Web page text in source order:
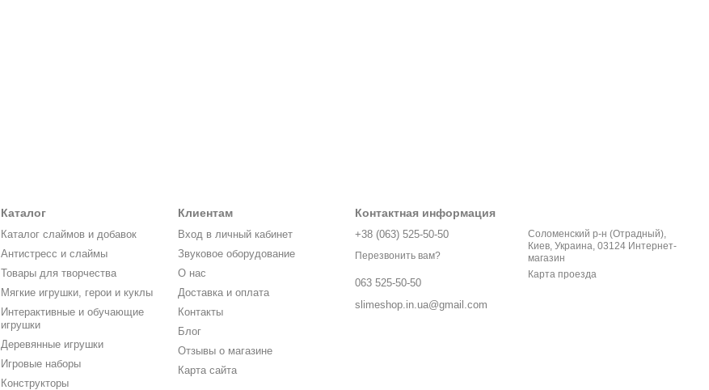
Каталог
Каталог слаймов и добавок
Антистресс и слаймы
Товары для творчества
Мягкие игрушки, герои и куклы
Интерактивные и обучающие
игрушки
Деревянные игрушки
Игровые наборы
Конструкторы
Клиентам
Вход в личный кабинет
Звуковое оборудование
О нас
Доставка и оплата
Контакты
Блог
Отзывы о магазине
Карта сайта
Контактная информация
+38 (063) 525-50-50
Перезвонить вам?
063 525-50-50
slimeshop.in.ua@gmail.com
Соломенский р-н (Отрадный),
Киев, Украина, 03124 Интернет-
магазин
Карта проезда